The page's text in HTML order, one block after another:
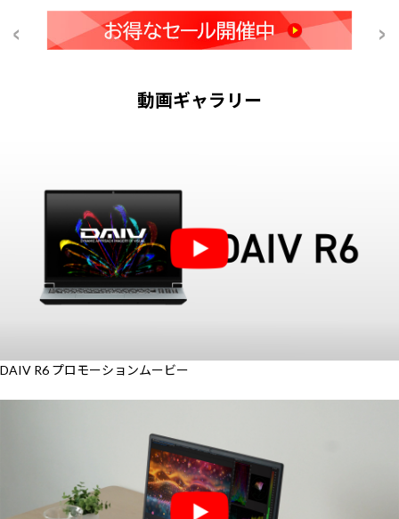
動画ギャラリー
DAIV R6 プロモーションムービー